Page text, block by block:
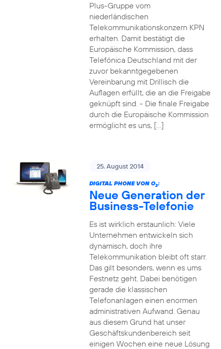
Plus-Gruppe vom
niederländischen
Telekommunikationskonzern KPN
erhalten. Damit bestätigt die
Europäische Kommission, dass
Telefónica Deutschland mit der
zuvor bekanntgegebenen
Vereinbarung mit Drillisch die
Auflagen erfüllt, die an die Freigabe
geknüpft sind. - Die finale Freigabe
durch die Europäische Kommission
ermöglicht es uns, […]
25. August 2014
DIGITAL PHONE VON O2:
Neue Generation der
Business-Telefonie
Es ist wirklich erstaunlich: Viele
Unternehmen entwickeln sich
dynamisch, doch ihre
Telekommunikation bleibt oft starr.
Das gilt besonders, wenn es ums
Festnetz geht. Dabei benötigen
gerade die klassischen
Telefonanlagen einen enormen
administrativen Aufwand. Genau
aus diesem Grund hat unser
Geschäftskundenbereich seit
einigen Wochen eine neue Lösung